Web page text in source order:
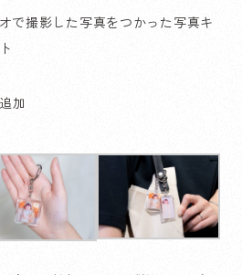
で撮影した写真をつかった写真キ
加